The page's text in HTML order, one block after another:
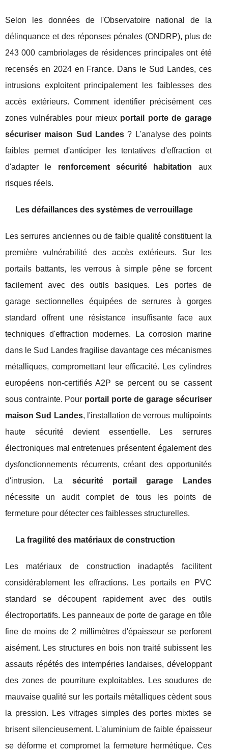
Selon les données de l'Observatoire national de la
délinquance et des réponses pénales (ONDRP), plus de
243 000 cambriolages de résidences principales ont été
recensés en 2024 en France. Dans le Sud Landes, ces
intrusions exploitent principalement les faiblesses des
accès extérieurs. Comment identifier précisément ces
zones vulnérables pour mieux portail porte de garage
sécuriser maison Sud Landes ? L'analyse des points
faibles permet d'anticiper les tentatives d'effraction et
d'adapter le renforcement sécurité habitation aux
risques réels.
Les défaillances des systèmes de verrouillage
Les serrures anciennes ou de faible qualité constituent la
première vulnérabilité des accès extérieurs. Sur les
portails battants, les verrous à simple pêne se forcent
facilement avec des outils basiques. Les portes de
garage sectionnelles équipées de serrures à gorges
standard offrent une résistance insuffisante face aux
techniques d'effraction modernes. La corrosion marine
dans le Sud Landes fragilise davantage ces mécanismes
métalliques, compromettant leur efficacité. Les cylindres
européens non-certifiés A2P se percent ou se cassent
sous contrainte. Pour portail porte de garage sécuriser
maison Sud Landes, l'installation de verrous multipoints
haute sécurité devient essentielle. Les serrures
électroniques mal entretenues présentent également des
dysfonctionnements récurrents, créant des opportunités
d'intrusion. La sécurité portail garage Landes
nécessite un audit complet de tous les points de
fermeture pour détecter ces faiblesses structurelles.
La fragilité des matériaux de construction
Les matériaux de construction inadaptés facilitent
considérablement les effractions. Les portails en PVC
standard se découpent rapidement avec des outils
électroportatifs. Les panneaux de porte de garage en tôle
fine de moins de 2 millimètres d'épaisseur se perforent
aisément. Les structures en bois non traité subissent les
assauts répétés des intempéries landaises, développant
des zones de pourriture exploitables. Les soudures de
mauvaise qualité sur les portails métalliques cèdent sous
la pression. Les vitrages simples des portes mixtes se
brisent silencieusement. L'aluminium de faible épaisseur
se déforme et compromet la fermeture hermétique. Ces